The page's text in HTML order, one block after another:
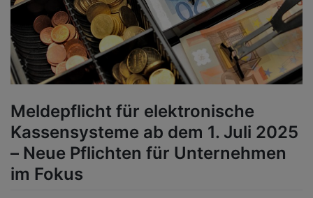
Meldepflicht für elektronische
Kassensysteme ab dem 1. Juli 2025
– Neue Pflichten für Unternehmen
im Fokus